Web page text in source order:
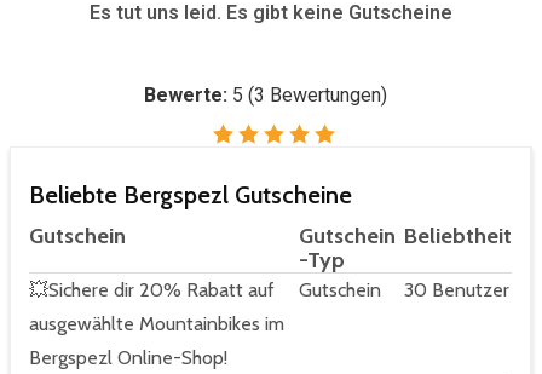
Es tut uns leid. Es gibt keine Gutscheine
Bewerte: 5 (3 Bewertungen)
Beliebte Bergspezl Gutscheine
Gutschein
Gutschein
-Typ
Beliebtheit
💥Sichere dir 20% Rabatt auf
ausgewählte Mountainbikes im
Bergspezl Online-Shop!
Gutschein 30 Benutzer